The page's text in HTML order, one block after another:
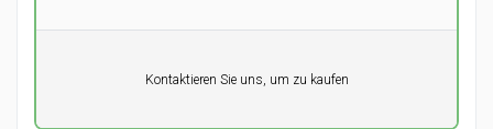
Kontaktieren Sie uns, um zu kaufen